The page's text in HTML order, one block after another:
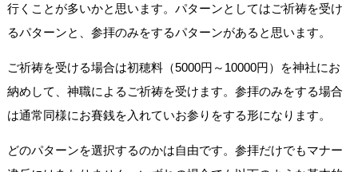
行くことが多いかと思います。パターンとしてはご祈祷を受け
るパターンと、参拝のみをするパターンがあると思います。
ご祈祷を受ける場合は初穂料（5000円～10000円）を神社にお
納めして、神職によるご祈祷を受けます。参拝のみをする場合
は通常同様にお賽銭を入れていお参りをする形になります。
どのパターンを選択するのかは自由です。参拝だけでもマナー